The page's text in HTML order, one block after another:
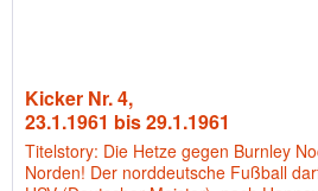
Kicker Nr. 4,
23.1.1961 bis 29.1.1961
Titelstory: Die Hetze gegen Burnley
Norden! Der norddeutsche Fußball